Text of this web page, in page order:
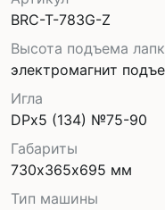
BRC-T-783G-Z
Высота подъема
электромагнит
Игла
DPx5 (134) №75-90
Габариты
730х365х695 мм
Тип машины